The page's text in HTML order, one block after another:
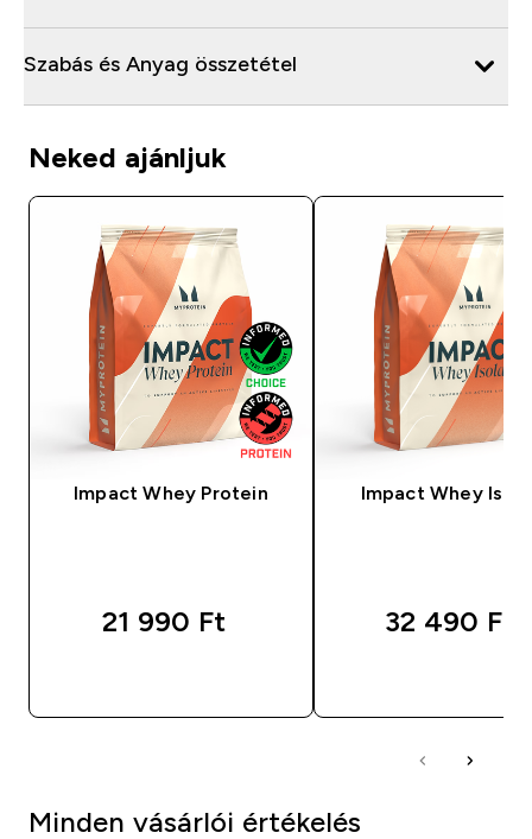
Szabás és Anyag összetétel
Neked ajánljuk
Impact Whey Protein
21 990 Ft‎
Impact Whey
32 490 Ft‎
Minden vásárlói értékelés